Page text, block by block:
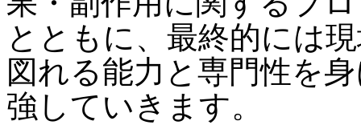
とともに、最終的には
図れる能力と専門性を
強していきます。